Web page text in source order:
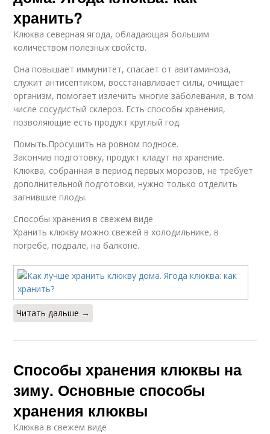
хранить?
Клюква северная ягода, обладающая большим
количеством полезных свойств.
Она повышает иммунитет, спасает от авитаминоза,
служит антисептиком, восстанавливает силы, очищает
организм, помогает излечить многие заболевания, в том
числе сосудистый склероз. Есть способы хранения,
позволяющие есть продукт круглый год.
Помыть.Просушить на ровном подносе.
Закончив подготовку, продукт кладут на хранение.
Клюква, собранная в период первых морозов, не требует
дополнительной подготовки, нужно только отделить
загнившие плоды.
Способы хранения в свежем виде
Хранить клюкву можно свежей в холодильнике, в
погребе, подвале, на балконе.
Читать дальше →
Способы хранения клюквы на
зиму. Основные способы
хранения клюквы
Клюква в свежем виде